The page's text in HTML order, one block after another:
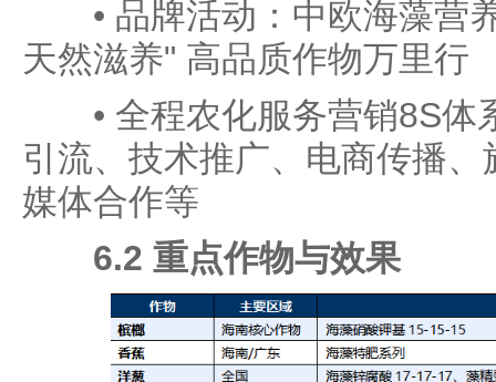
• 品牌活动：中欧海藻营
天然滋养" 高品质作物万里行
• 全程农化服务营销8S体
引流、技术推广、电商传播
媒体合作等
6.2 重点作物与效果